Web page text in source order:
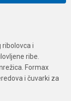
ribolovca i
ribe.
Formax
i čuvarki za